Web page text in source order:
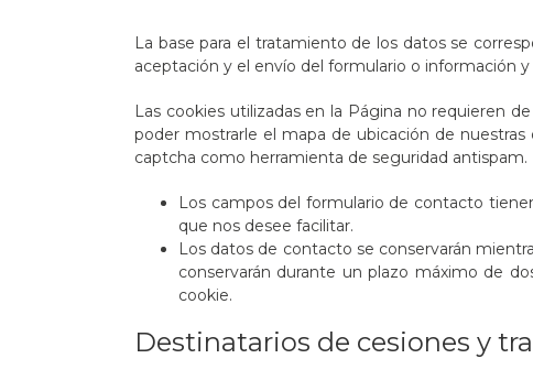
La base para el tratamiento de los datos se
aceptación y el envío del formulario o información
Las cookies utilizadas en la Página no requieren
poder mostrarle el mapa de ubicación de
captcha como herramienta de seguridad antispam.
Los campos del formulario de contacto
que nos desee facilitar.
Los datos de contacto se conservarán
conservarán durante un plazo máximo de
cookie.
Destinatarios de cesiones y